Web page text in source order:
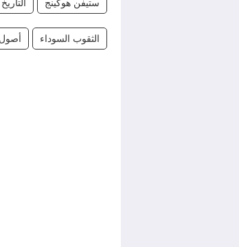
ستيفن هوكينج التاريخ
الثقوب السوداء